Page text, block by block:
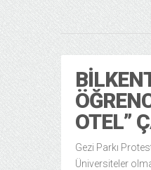
OTEL”
Gezi Parkı
Üniversiteler